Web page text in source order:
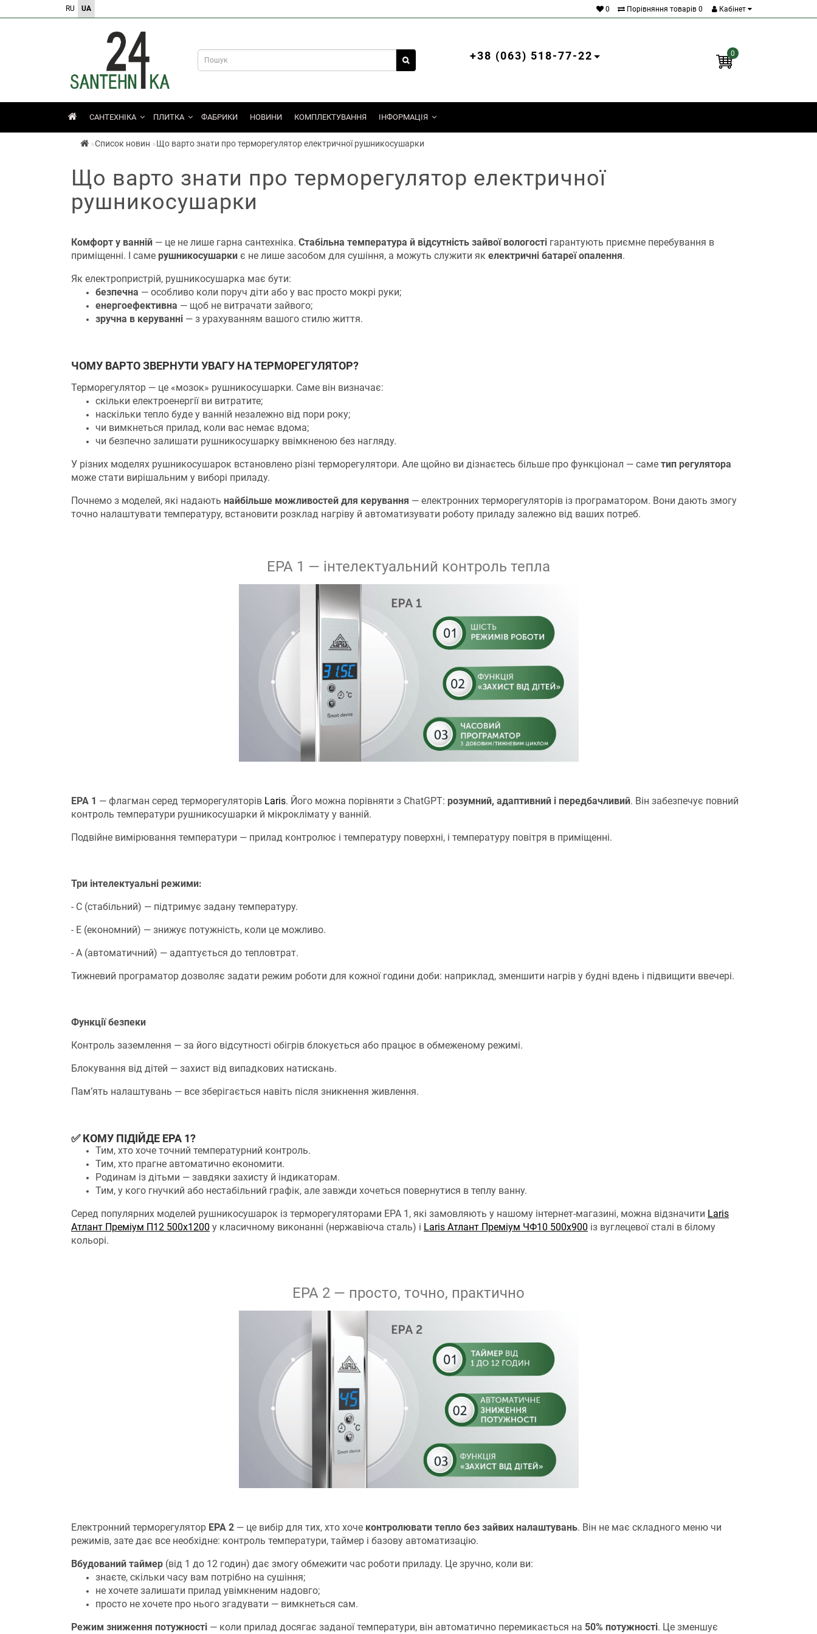
RU UA 0 Порівняння товарів 0 Кабінет
0
+38 (063) 518-77-22
САНТЕХНІКА ПЛИТКА ФАБРИКИ НОВИНИ КОМПЛЕКТУВАННЯ ІНФОРМАЦІЯ
Список новин Що варто знати про терморегулятор електричної рушникосушарки
Що варто знати про терморегулятор електричної
рушникосушарки
Комфорт у ванній — це не лише гарна сантехніка. Стабільна температура й відсутність зайвої вологості гарантують приємне перебування в
приміщенні. І саме рушникосушарки є не лише засобом для сушіння, а можуть служити як електричні батареї опалення.
Як електропристрій, рушникосушарка має бути:
безпечна — особливо коли поруч діти або у вас просто мокрі руки;
енергоефективна — щоб не витрачати зайвого;
зручна в керуванні — з урахуванням вашого стилю життя.
ЧОМУ ВАРТО ЗВЕРНУТИ УВАГУ НА ТЕРМОРЕГУЛЯТОР?
Терморегулятор — це «мозок» рушникосушарки. Саме він визначає:
скільки електроенергії ви витратите;
наскільки тепло буде у ванній незалежно від пори року;
чи вимкнеться прилад, коли вас немає вдома;
чи безпечно залишати рушникосушарку ввімкненою без нагляду.
У різних моделях рушникосушарок встановлено різні терморегулятори. Але щойно ви дізнаєтесь більше про функціонал — саме тип регулятора
може стати вирішальним у виборі приладу.
Почнемо з моделей, які надають найбільше можливостей для керування — електронних терморегуляторів із програматором. Вони дають змогу
точно налаштувати температуру, встановити розклад нагріву й автоматизувати роботу приладу залежно від ваших потреб.
ЕРА 1 — інтелектуальний контроль тепла
ЕРА 1 — флагман серед терморегуляторів Laris. Його можна порівняти з ChatGPT: розумний, адаптивний і передбачливий. Він забезпечує повний
контроль температури рушникосушарки й мікроклімату у ванній.
Подвійне вимірювання температури — прилад контролює і температуру поверхні, і температуру повітря в приміщенні.
Три інтелектуальні режими:
- С (стабільний) — підтримує задану температуру.
- E (економний) — знижує потужність, коли це можливо.
- A (автоматичний) — адаптується до тепловтрат.
Тижневий програматор дозволяє задати режим роботи для кожної години доби: наприклад, зменшити нагрів у будні вдень і підвищити ввечері.
Функції безпеки
Контроль заземлення — за його відсутності обігрів блокується або працює в обмеженому режимі.
Блокування від дітей — захист від випадкових натискань.
Пам’ять налаштувань — все зберігається навіть після зникнення живлення.
✅ КОМУ ПІДІЙДЕ ЕРА 1?
Тим, хто хоче точний температурний контроль.
Тим, хто прагне автоматично економити.
Родинам із дітьми — завдяки захисту й індикаторам.
Тим, у кого гнучкий або нестабільний графік, але завжди хочеться повернутися в теплу ванну.
Серед популярних моделей рушникосушарок із терморегуляторами ЕРА 1, які замовляють у нашому інтернет-магазині, можна відзначити Laris
Атлант Преміум П12 500х1200 у класичному виконанні (нержавіюча сталь) і Laris Атлант Преміум ЧФ10 500х900 із вуглецевої сталі в білому
кольорі.
ЕРА 2 — просто, точно, практично
Електронний терморегулятор ЕРА 2 — це вибір для тих, хто хоче контролювати тепло без зайвих налаштувань. Він не має складного меню чи
режимів, зате дає все необхідне: контроль температури, таймер і базову автоматизацію.
Вбудований таймер (від 1 до 12 годин) дає змогу обмежити час роботи приладу. Це зручно, коли ви:
знаєте, скільки часу вам потрібно на сушіння;
не хочете залишати прилад увімкненим надовго;
просто не хочете про нього згадувати — вимкнеться сам.
Режим зниження потужності — коли прилад досягає заданої температури, він автоматично перемикається на 50% потужності. Це зменшує